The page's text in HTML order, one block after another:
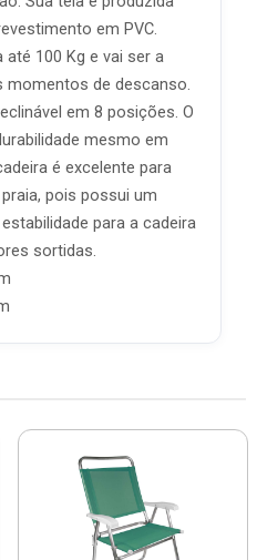
em PVC.
100 Kg e vai ser a
momentos de descanso.
em 8 posições. O
mesmo em
é excelente para
pois possui um
para a cadeira
sortidas.